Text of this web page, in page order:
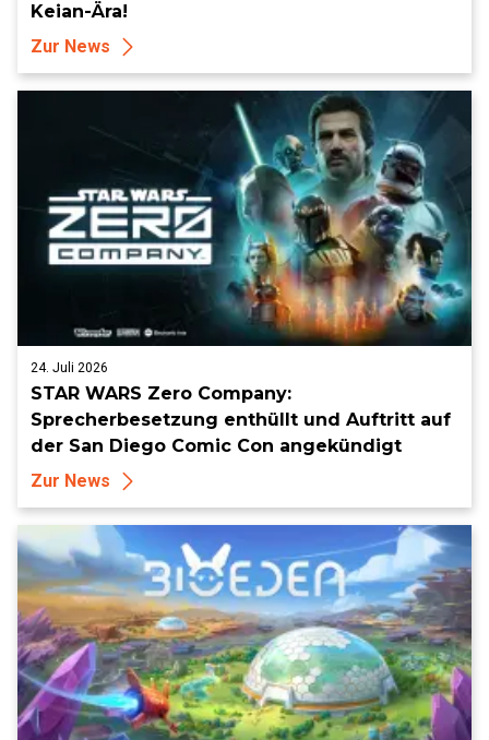
Keian-Ära!
Zur News
24. Juli 2026
STAR WARS Zero Company:
Sprecherbesetzung enthüllt und Auftritt auf
der San Diego Comic Con angekündigt
Zur News